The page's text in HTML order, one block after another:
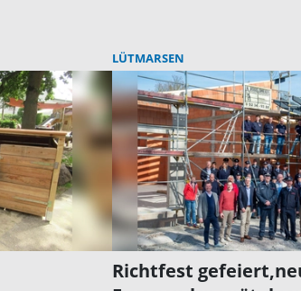
LÜTMARSEN
Richtfest